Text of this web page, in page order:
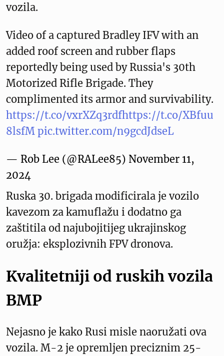
vozila.
Video of a captured Bradley IFV with an
added roof screen and rubber flaps
reportedly being used by Russia's 30th
Motorized Rifle Brigade. They
complimented its armor and survivability.
https://t.co/vxrXZq3rdfhttps://t.co/XBfuu
8lsfM pic.twitter.com/n9gcdJdseL
— Rob Lee (@RALee85) November 11,
2024
Ruska 30. brigada modificirala je vozilo
kavezom za kamuflažu i dodatno ga
zaštitila od najubojitijeg ukrajinskog
oružja: eksplozivnih FPV dronova.
Kvalitetniji od ruskih vozila
BMP
Nejasno je kako Rusi misle naoružati ova
vozila. M-2 je opremljen preciznim 25-